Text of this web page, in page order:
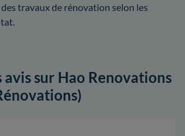
travaux de rénovation selon les
avis sur Hao Renovations